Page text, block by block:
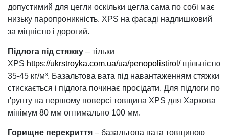
допустимий для цегли оскільки цегла сама по собі має
низьку паропроникність. XPS на фасаді надлишковий
за міцністю і дорогий.
Підлога під стяжку – тільки
XPS https://ukrstroyka.com.ua/ua/penopolistirol/щільністю
35-45 кг/м³. Базальтова вата під навантаженням стяжки
стискається і підлога починає просідати. Для підлоги по
ґрунту на першому поверсі товщина XPS для Харкова
мінімум 80 мм оптимально 100 мм.
Горищне перекриття – базальтова вата товщиною